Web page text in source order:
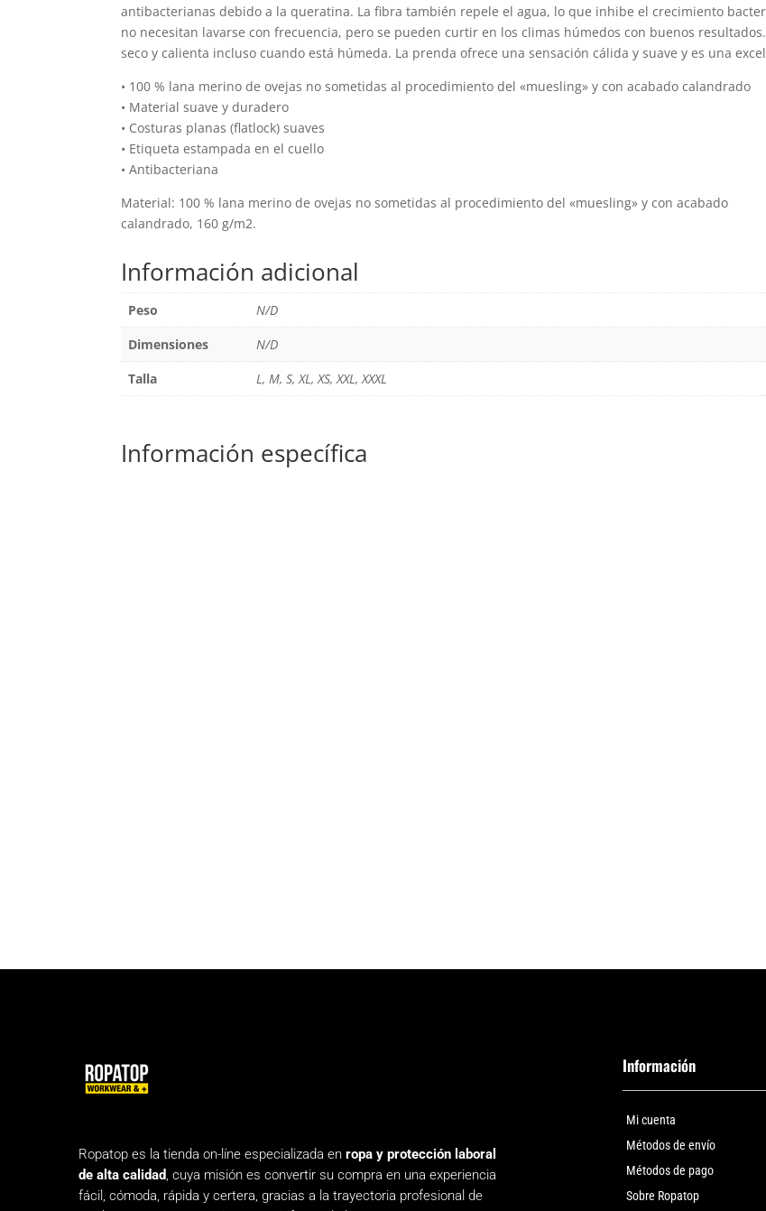
elegir
en
la
página
producto
antibacterianas debido a la queratina. La fibra también repele el agua, lo que inhibe el crecimiento
no necesitan lavarse con frecuencia, pero se pueden curtir en los climas húmedos con buenos
seco y calienta incluso cuando está húmeda. La prenda ofrece una sensación cálida y suave y es una
• 100 % lana merino de ovejas no sometidas al procedimiento del «muesling» y con acabado calandrado
• Material suave y duradero
• Costuras planas (flatlock) suaves
• Etiqueta estampada en el cuello
• Antibacteriana
Material: 100 % lana merino de ovejas no sometidas al procedimiento del «muesling» y con acabado
calandrado, 160 g/m2.
Información adicional
Peso
N/D
Dimensiones
N/D
Talla
L, M, S, XL, XS, XXL, XXXL
Información específica
Ropatop es la tienda on-líne especializada en ropa y protección laboral
de alta calidad, cuya misión es convertir su compra en una experiencia
fácil, cómoda, rápida y certera, gracias a la trayectoria profesional de
Información
Mi cuenta
Métodos de envío
Métodos de pago
Sobre Ropatop